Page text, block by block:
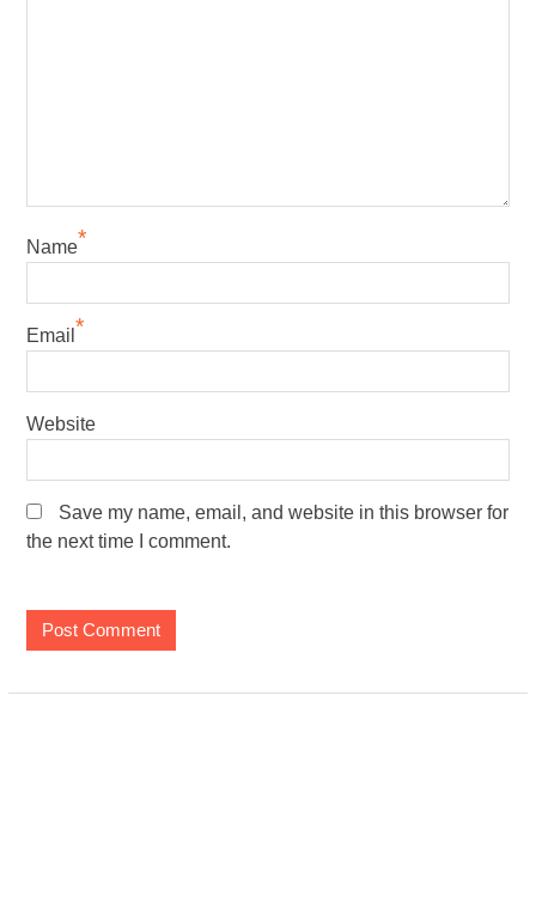
Name*
Email *
Website
Save my name, email, and website in this browser for
the next time I comment.